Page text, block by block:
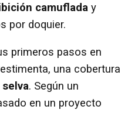
camuflada y
por doquier.
primeros pasos en
una cobertura
. Según un
en un proyecto